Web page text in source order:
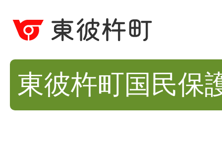
東彼杵町国民保